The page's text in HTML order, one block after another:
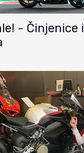
- Činjenice i